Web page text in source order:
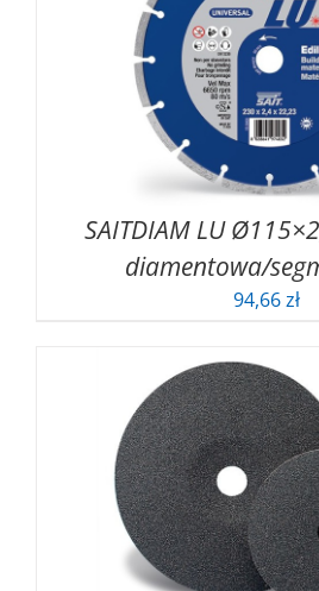
SAITDIAM LU
diamentowa/
94,66zł